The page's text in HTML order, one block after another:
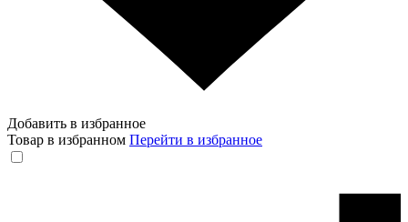
Добавить в избранное
Товар в избранном Перейти в избранное